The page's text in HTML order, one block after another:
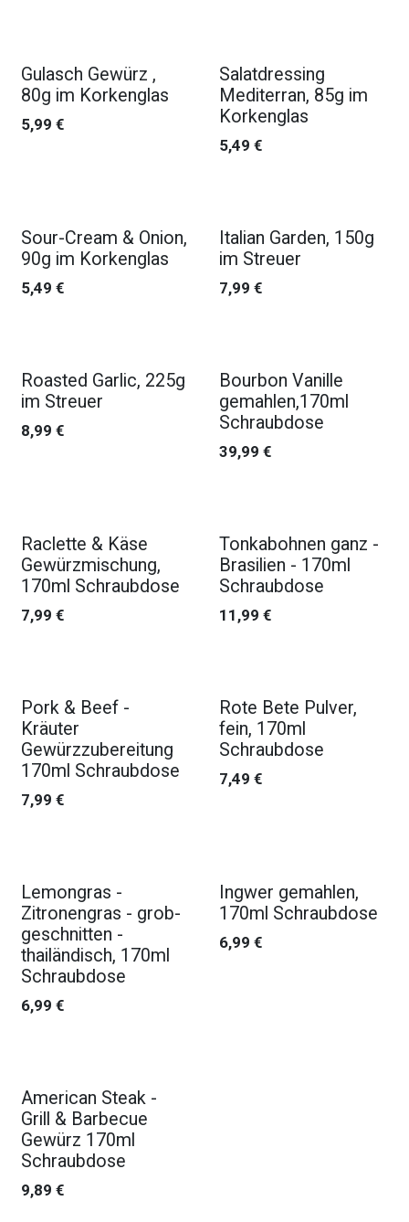
Gulasch Gewürz ,
80g im Korkenglas
5,99 €
Salatdressing
Mediterran, 85g im
Korkenglas
5,49 €
Sour-Cream & Onion,
90g im Korkenglas
5,49 €
Italian Garden, 150g
im Streuer
7,99 €
Roasted Garlic, 225g
im Streuer
8,99 €
Bourbon Vanille
gemahlen,170ml
Schraubdose
39,99 €
Raclette & Käse
Gewürzmischung,
170ml Schraubdose
7,99 €
Tonkabohnen ganz -
Brasilien - 170ml
Schraubdose
11,99 €
Pork & Beef -
Kräuter
Gewürzzubereitung
170ml Schraubdose
7,99 €
Rote Bete Pulver,
fein, 170ml
Schraubdose
7,49 €
Lemongras -
Zitronengras - grob-
geschnitten -
thailändisch, 170ml
Schraubdose
6,99 €
Ingwer gemahlen,
170ml Schraubdose
6,99 €
American Steak -
Grill & Barbecue
Gewürz 170ml
Schraubdose
9,89 €